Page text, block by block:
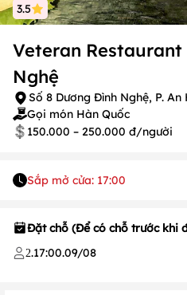
3.5
Veteran
Nghệ
Số 8 Dương Đình Nghệ, P. An
Gọi món Hàn Quốc
150.000 – 250.000 đ/người
Sắp mở cửa: 17:00
Đặt chỗ (Để có chỗ trước khi
2.17:00.09/08
/1